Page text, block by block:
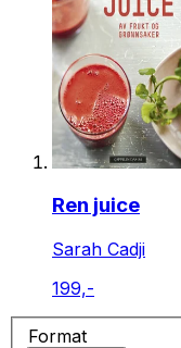
Ren juice
Sarah Cadji
199,-
Format